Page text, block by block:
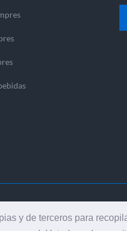
y de terceros para